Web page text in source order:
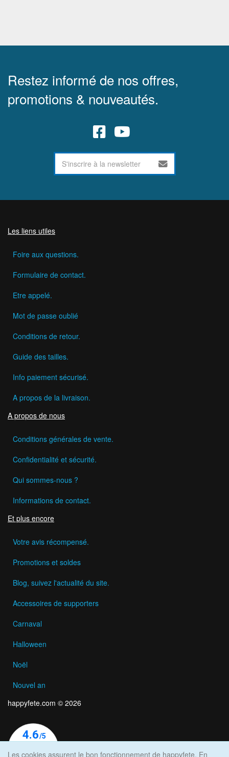
Restez informé de nos offres,
promotions & nouveautés.
Les liens utiles
Foire aux questions.
Formulaire de contact.
Etre appelé.
Mot de passe oublié
Conditions de retour.
Guide des tailles.
Info paiement sécurisé.
A propos de la livraison.
A propos de nous
Conditions générales de vente.
Confidentialité et sécurité.
Qui sommes-nous ?
Informations de contact.
Et plus encore
Votre avis récompensé.
Promotions et soldes
Blog, suivez l'actualité du site.
Accessoires de supporters
Carnaval
Halloween
Noël
Nouvel an
happyfete.com © 2026
Les cookies assurent le bon fonctionnement de happyfete. En